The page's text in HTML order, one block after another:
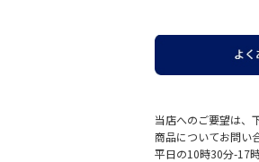
当店へのご要望は、
商品についてお問い
平日の10時30分-17